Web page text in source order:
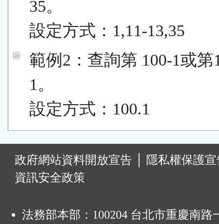
35。
設定方式：1,11-13,35
範例2：查詢第 100-1或第
1。
設定方式：100.1
政府網站資料開放宣告
隱私權保護
資訊安全政策
法務部本部：100204 台北市重慶南路